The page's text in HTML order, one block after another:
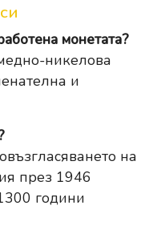
монетата?
никелова
и
на
през 1946
години